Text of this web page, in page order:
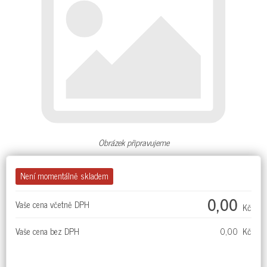
Obrázek připravujeme
Není momentálně skladem
Vaše cena včetně DPH
0,00 Kč
Vaše cena bez DPH
0,00 Kč